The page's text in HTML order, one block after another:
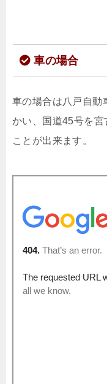
車の場合
車の場合は八戸自動
かい、国道45号を宮
ことが出来ます。